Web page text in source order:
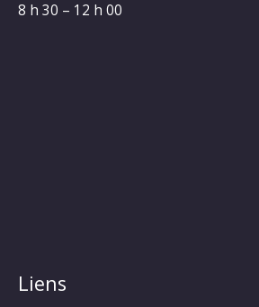
8 h 30 – 12 h 00
Liens